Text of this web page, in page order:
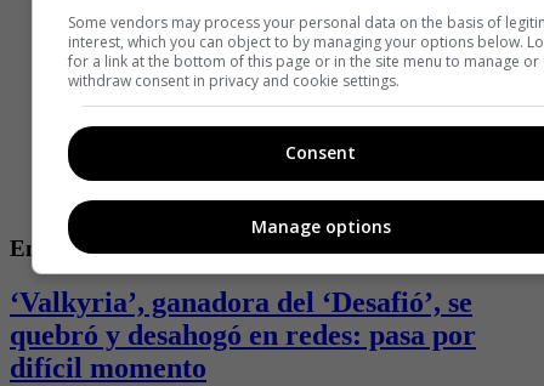
Entretenimiento
‘Valkyria’, ganadora del ‘Desafió’, se
quebró y desahogó en redes: pasa por
difícil momento
Some vendors may process your personal data on the basis of
interest, which you can object to by managing your options below.
for a link at the bottom of this page or in the site menu to manage or
withdraw consent in privacy and cookie settings.
Consent
Manage options